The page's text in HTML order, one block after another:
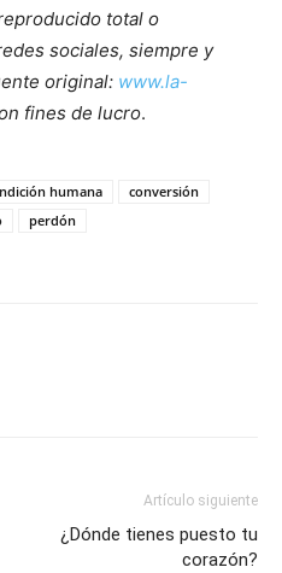
total o
sociales, siempre y
original: www.la-
fines de lucro.
humana
conversión
perdón
Artículo siguiente
¿Dónde tienes puesto tu
corazón?